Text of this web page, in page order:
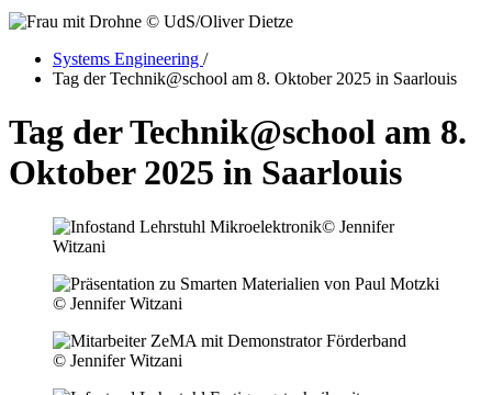
© UdS/Oliver Dietze
Systems Engineering /
Tag der Technik@school am 8. Oktober 2025 in Saarlouis
Tag der Technik@school am 8.
Oktober 2025 in Saarlouis
© Jennifer
Witzani
© Jennifer Witzani
© Jennifer Witzani